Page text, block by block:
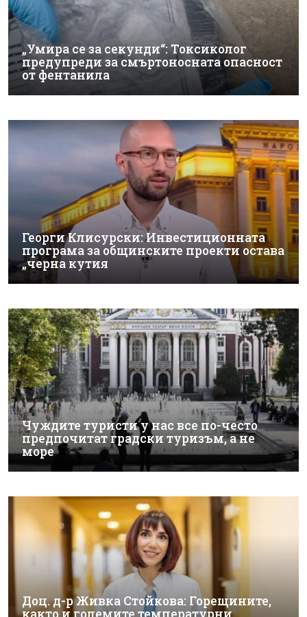
„Умира се за секунди“: Токсиколог
предупреди за смъртоносната опасност
от фентанила
Георги Клисурски: Инвестиционната
програма за общинските проекти остава
„черна кутия
Чуждите туристи у нас все по-често
предпочитат градски туризъм, а не
море
Доц. д-р Живка Стойкова: Горещините,
както и големите температурни